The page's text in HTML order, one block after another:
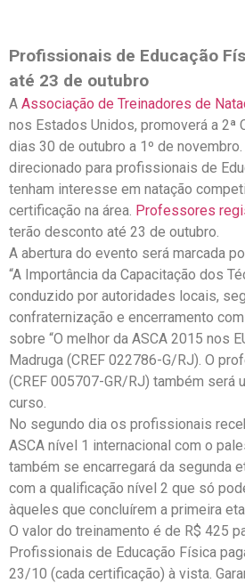
Profissionais de Educação
até 23 de outubro
A Associação de Treinadores de
nos Estados Unidos, promoverá a 2ª
dias 30 de outubro a 1º de
direcionado para profissionais de
tenham interesse em natação
certificação na área. Professores
terão desconto até 23 de outubro.
A abertura do evento será marcada
“A Importância da Capacitação dos
conduzido por autoridades locais,
confraternização e encerramento
sobre “O melhor da ASCA 2015 nos
Madruga (CREF 022786-G/RJ). O
(CREF 005707-GR/RJ) também será
curso.
No segundo dia os profissionais
ASCA nível 1 internacional com o
também se encarregará da segunda
com a qualificação nível 2 que só
àqueles que concluírem a primeira
O valor do treinamento é de R$ 425
Profissionais de Educação Física
23/10 (cada certificação) à vista.